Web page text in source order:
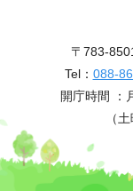
〒783-
Tel： 088-
開庁時間 ：
（